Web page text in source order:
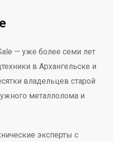
— уже более семи лет
в Архангельске и
владельцев старой
металлолома и
эксперты с